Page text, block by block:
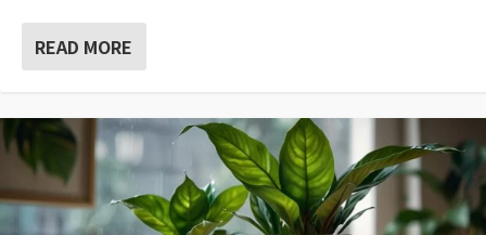
READ MORE